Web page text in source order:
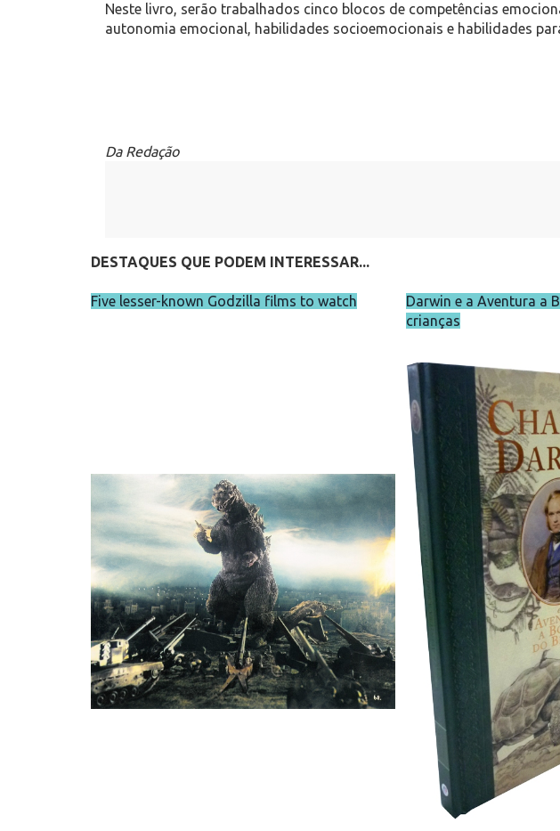
Neste livro, serão trabalhados cinco blocos de competências
autonomia emocional, habilidades socioemocionais e habilidades
Da Redação
DESTAQUES QUE PODEM INTERESSAR...
Five lesser-known Godzilla films to watch
Darwin e a Aventura a
crianças